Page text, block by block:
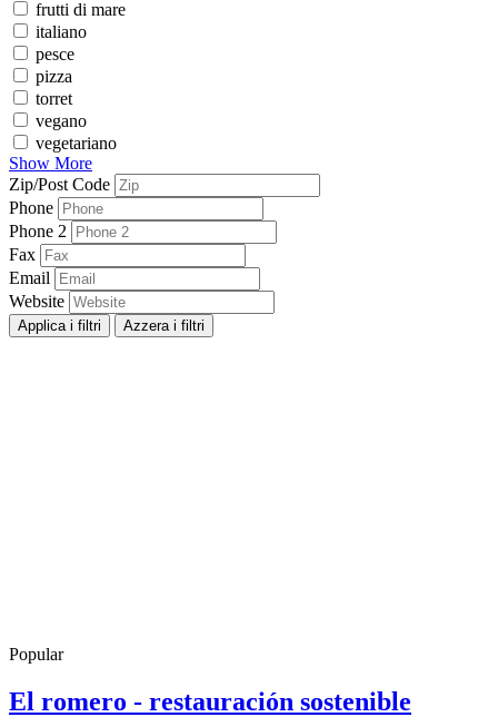
frutti di mare
italiano
pesce
pizza
torret
vegano
vegetariano
Show More
Zip/Post Code
Phone
Phone 2
Fax
Email
Website
Applica i filtri Azzera i filtri
Popular
El romero - restauración sostenible